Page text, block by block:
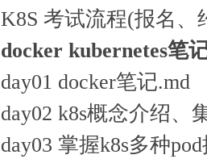
K8S 考试流程(报名、
docker kubernetes笔
day01 docker笔记.md
day02 k8s概念介绍、
day03 掌握k8s多种